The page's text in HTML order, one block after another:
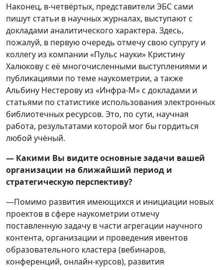
Наконец, в-четвёртых, представители ЭБС сами
пишут статьи в научных журналах, выступают с
докладами аналитического характера. Здесь,
пожалуй, в первую очередь отмечу свою супругу и
коллегу из компании «Пульс науки» Кристину
Халюкову с её многочисленными выступлениями и
публикациями по теме наукометрии, а также
Альбину Нестерову из «Инфра-М» с докладами и
статьями по статистике использования электронных
библиотечных ресурсов. Это, по сути, научная
работа, результатами которой мог бы гордиться
любой учёный.
— Какими Вы видите основные задачи вашей
организации на ближайший период и
стратегическую перспективу?
—Помимо развития имеющихся и инициации новых
проектов в сфере наукометрии отмечу
поставленную задачу в части агрегации научного
контента, организации и проведения ивентов
образовательного кластера (вебинаров,
конференций, онлайн-курсов), развития